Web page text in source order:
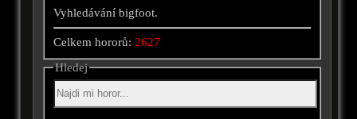
Vyhledávání bigfoot.
Celkem hororů:2627
Hledej